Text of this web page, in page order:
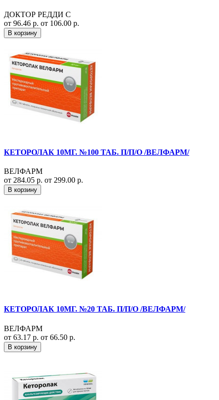
ДОКТОР РЕДДИ С
от 96.46 р. от 106.00 р.
В корзину
КЕТОРОЛАК 10МГ. №100 ТАБ. П/П/О /ВЕЛФАРМ/
ВЕЛФАРМ
от 284.05 р. от 299.00 р.
В корзину
КЕТОРОЛАК 10МГ. №20 ТАБ. П/П/О /ВЕЛФАРМ/
ВЕЛФАРМ
от 63.17 р. от 66.50 р.
В корзину